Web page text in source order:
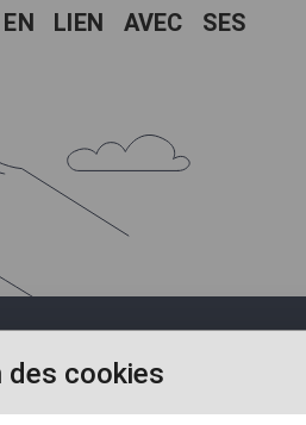
EN LIEN AVEC SES
des cookies